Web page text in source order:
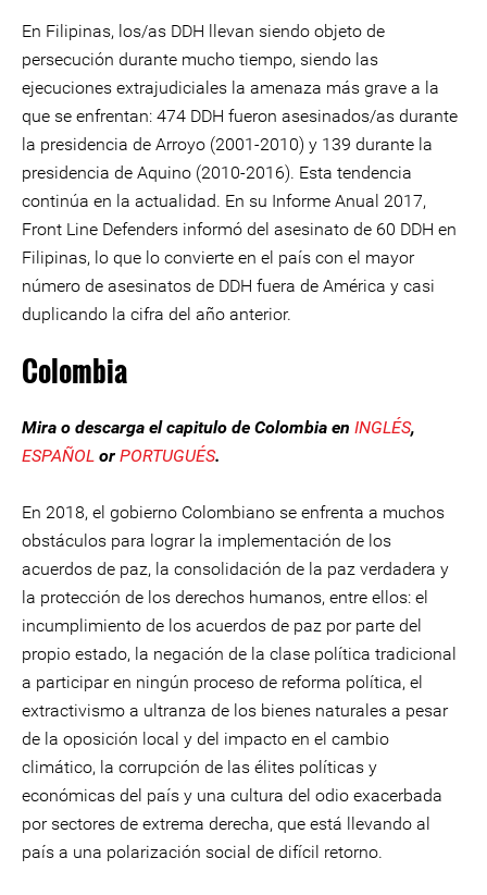
En Filipinas, los/as DDH llevan siendo objeto de
persecución durante mucho tiempo, siendo las
ejecuciones extrajudiciales la amenaza más grave a la
que se enfrentan: 474 DDH fueron asesinados/as durante
la presidencia de Arroyo (2001-2010) y 139 durante la
presidencia de Aquino (2010-2016). Esta tendencia
continúa en la actualidad. En su Informe Anual 2017,
Front Line Defenders informó del asesinato de 60 DDH en
Filipinas, lo que lo convierte en el país con el mayor
número de asesinatos de DDH fuera de América y casi
duplicando la cifra del año anterior.
Colombia
Mira o descarga el capitulo de Colombia en INGLÉS,
ESPAÑOL or PORTUGUÉS.
En 2018, el gobierno Colombiano se enfrenta a muchos
obstáculos para lograr la implementación de los
acuerdos de paz, la consolidación de la paz verdadera y
la protección de los derechos humanos, entre ellos: el
incumplimiento de los acuerdos de paz por parte del
propio estado, la negación de la clase política tradicional
a participar en ningún proceso de reforma política, el
extractivismo a ultranza de los bienes naturales a pesar
de la oposición local y del impacto en el cambio
climático, la corrupción de las élites políticas y
económicas del país y una cultura del odio exacerbada
por sectores de extrema derecha, que está llevando al
país a una polarización social de difícil retorno.